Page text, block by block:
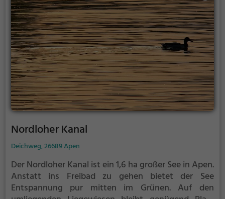
Nordloher Kanal
Deichweg, 26689 Apen
Der Nordloher Kanal ist ein 1,6 ha großer See in Apen.
Anstatt ins Freibad zu gehen bietet der See
Entspannung pur mitten im Grünen. Auf den